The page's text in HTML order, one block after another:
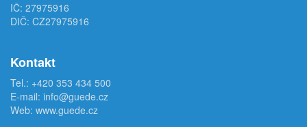
IČ: 27975916
DIČ: CZ27975916
Kontakt
Tel.: +420 353 434 500
E-mail: info@guede.cz
Web: www.guede.cz